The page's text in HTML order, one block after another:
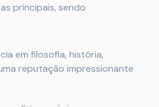
principais, sendo
em filosofia, história,
reputação impressionante